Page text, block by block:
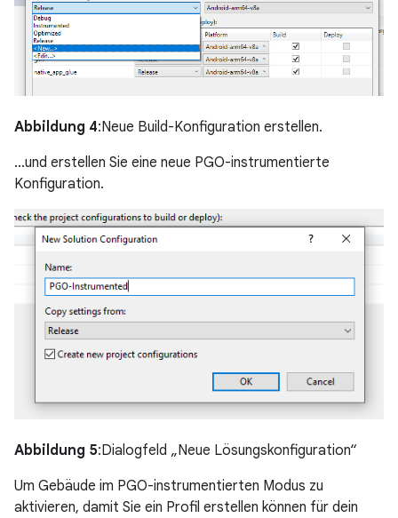
Abbildung 4:Neue Build-Konfiguration erstellen.
...und erstellen Sie eine neue PGO-instrumentierte
Konfiguration.
Abbildung 5:Dialogfeld „Neue Lösungskonfiguration“
Um Gebäude im PGO-instrumentierten Modus zu
aktivieren, damit Sie ein Profil erstellen können für dein